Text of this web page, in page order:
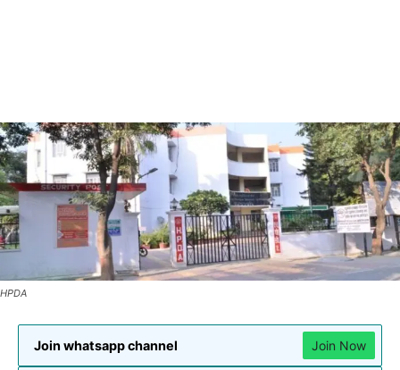
HPDA
Join whatsapp channel Join Now